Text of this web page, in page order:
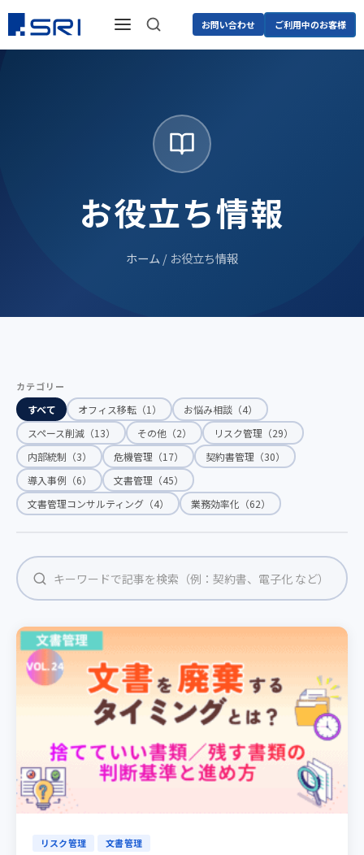
お問い合わせ ご利用中のお客様
お役立ち情報
ホーム / お役立ち情報
カテゴリー
すべて オフィス移転（1）
お悩み相談（4）
スペース削減（13）
その他（2）
リスク管理（29）
内部統制（3）
危機管理（17）
契約書管理（30）
導入事例（6）
文書管理（45）
文書管理コンサルティング（4）
業務効率化（62）
リスク管理 文書管理